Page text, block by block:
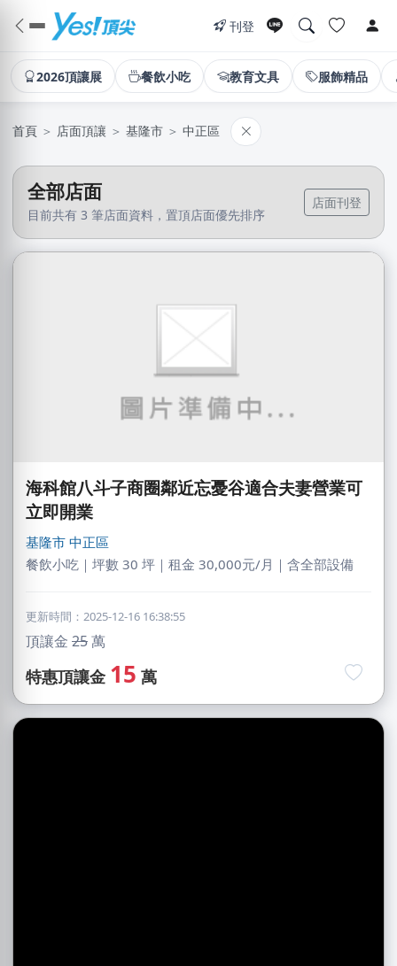
刊登
2026頂讓展 餐飲小吃 教育文具 服飾精品
首頁 ＞ 店面頂讓 ＞ 基隆市 ＞ 中正區
全部店面
目前共有 3 筆店面資料，置頂店面優先排序
店面刊登
海科館八斗子商圈鄰近忘憂谷適合夫妻營業可
立即開業
基隆市 中正區
餐飲小吃｜坪數 30 坪｜租金 30,000元/月｜含全部設備
更新時間：2025-12-16 16:38:55
頂讓金 25萬
特惠頂讓金 15 萬